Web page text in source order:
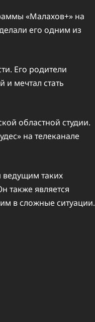
«Малахов+» на
его одним из
Его родители
и мечтал стать
областной студии.
на телеканале
ведущим таких
также является
в сложные ситуации.